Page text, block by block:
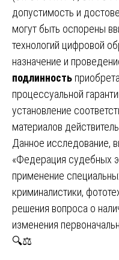
допустимость и
могут быть оспорены
технологий цифровой
назначение и
подлинность
процессуальной
установление
материалов
Данное исследование,
«Федерация судебных
применение
криминалистики,
решения вопроса о
изменения
🔍⚖️